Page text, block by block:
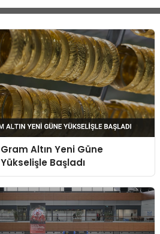
Gram Altın Yeni Güne
Yükselişle Başladı